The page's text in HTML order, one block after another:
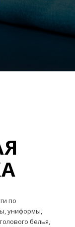
по
униформы,
белья,